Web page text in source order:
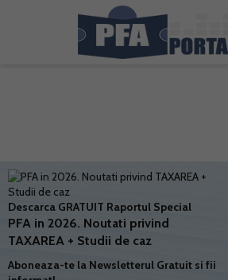
Descarca GRATUIT Raportul Special
PFA in 2026. Noutati privind
TAXAREA + Studii de caz
Aboneaza-te la Newsletterul Gratuit si fii